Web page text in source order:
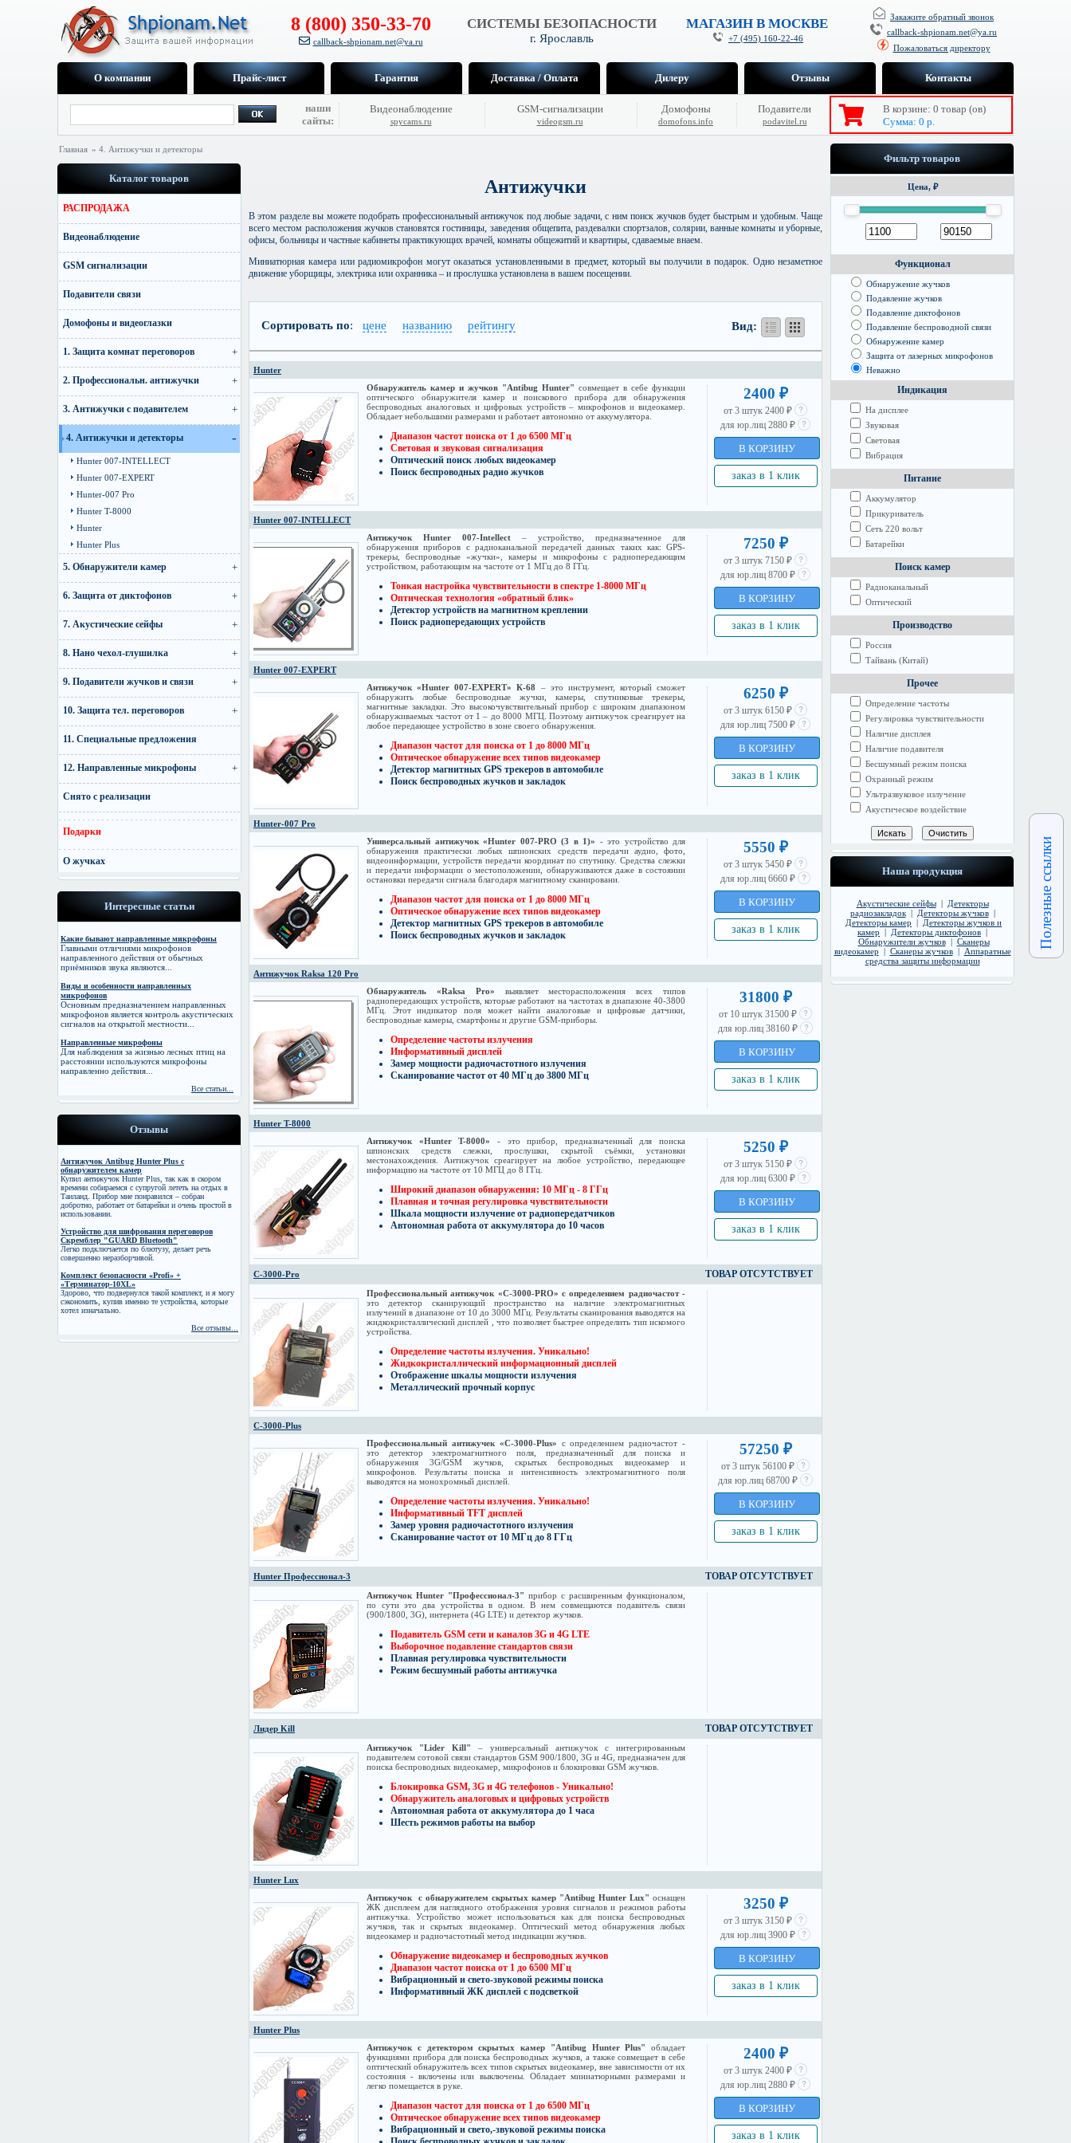
8 (800) 350-33-70
callback-shpionam.net@ya.ru
СИСТЕМЫ БЕЗОПАСНОСТИ
г. Ярославль
МАГАЗИН В МОСКВЕ
+7 (495) 160-22-46
Закажите обратный звонок
callback-shpionam.net@ya.ru
Пожаловаться директору
О компании Прайс-лист Гарантия Доставка / Оплата Дилеру Отзывы Контакты
наши
сайты:
Видеонаблюдение
spycams.ru
GSM-сигнализации
videogsm.ru
Домофоны
domofons.info
Подавители
podavitel.ru
В корзине: 0 товар (ов)
Сумма: 0 р.
Главная » 4. Антижучки и детекторы
Каталог товаров
РАСПРОДАЖА
Видеонаблюдение
GSM сигнализации
Подавители связи
Домофоны и видеоглазки
1. Защита комнат переговоров
2. Профессиональн. антижучки
3. Антижучки с подавителем
4. Антижучки и детекторы
Hunter 007-INTELLECT
Hunter 007-EXPERT
Hunter-007 Pro
Hunter T-8000
Hunter
Hunter Plus
5. Обнаружители камер
6. Защита от диктофонов
7. Акустические сейфы
8. Нано чехол-глушилка
9. Подавители жучков и связи
10. Защита тел. переговоров
11. Специальные предложения
12. Направленные микрофоны
Снято с реализации
Подарки
О жучках
Интересные статьи
Какие бывают направленные микрофоны
Главными отличиями микрофонов
направленного действия от обычных
приёмников звука являются...
Виды и особенности направленных
микрофонов
Основным предназначением направленных
микрофонов является контроль акустических
сигналов на открытой местности...
Направленные микрофоны
Для наблюдения за жизнью лесных птиц на
расстоянии используются микрофоны
направленно действия...
Все статьи...
Отзывы
Антижучок Antibug Hunter Plus c
обнаружителем камер
Купил антижучок Hunter Plus, так как в скором
времени собираемся с супругой лететь на отдых в
Таиланд. Прибор мне понравился – собран
добротно, работает от батарейки и очень простой в
использовании.
Устройство для шифрования переговоров
Скремблер "GUARD Bluetooth"
Легко подключается по блютузу, делает речь
совершенно неразборчивой.
Комплект безопасности «Profi» +
«Терминатор-10XL»
Здорово, что подвернулся такой комплект, и я могу
сэкономить, купив именно те устройства, которые
хотел изначально.
Все отзывы...
Антижучки
В этом разделе вы можете подобрать профессиональный антижучок под любые задачи, с ним поиск жучков будет быстрым и удобным. Чаще
всего местом расположения жучков становятся гостиницы, заведения общепита, раздевалки спортзалов, солярии, ванные комнаты и уборные,
офисы, больницы и частные кабинеты практикующих врачей, комнаты общежитий и квартиры, сдаваемые внаем.
Миниатюрная камера или радиомикрофон могут оказаться установленными в предмет, который вы получили в подарок. Одно незаметное
движение уборщицы, электрика или охранника – и прослушка установлена в вашем посещении.
Сортировать по: цене названию рейтингу Вид:
Hunter
Обнаружитель камер и жучков "Antibug Hunter" совмещает в себе функции
оптического обнаружителя камер и поискового прибора для обнаружения
беспроводных аналоговых и цифровых устройств – микрофонов и видеокамер.
Обладает небольшими размерами и работает автономно от аккумулятора.
Диапазон частот поиска от 1 до 6500 МГц
Световая и звуковая сигнализация
Оптический поиск любых видеокамер
Поиск беспроводных радио жучков
2400 ₽
от 3 штук 2400 ₽
для юр.лиц 2880 ₽
В КОРЗИНУ
заказ в 1 клик
Hunter 007-INTELLECT
Антижучок Hunter 007-Intellect – устройство, предназначенное для
обнаружения приборов с радиоканальной передачей данных таких как: GPS-
трекеры, беспроводные «жучки», камеры и микрофоны с радиопередающим
устройством, работающим на частоте от 1 МГц до 8 ГГц.
Тонкая настройка чувствительности в спектре 1-8000 МГц
Оптическая технология «обратный блик»
Детектор устройств на магнитном креплении
Поиск радиопередающих устройств
7250 ₽
от 3 штук 7150 ₽
для юр.лиц 8700 ₽
В КОРЗИНУ
заказ в 1 клик
Hunter 007-EXPERT
Антижучок «Hunter 007-EXPERT» К-68
– это инструмент, который сможет
обнаружить любые беспроводные жучки, камеры, спутниковые трекеры,
магнитные закладки. Это высокочувствительный прибор с широким диапазоном
обнаруживаемых частот от 1 – до 8000 МГЦ. Поэтому антижучок среагирует на
любое передающее устройство в зоне своего обнаружения.
Диапазон частот для поиска от 1 до 8000 МГц
Оптическое обнаружение всех типов видеокамер
Детектор магнитных GPS трекеров в автомобиле
Поиск беспроводных жучков и закладок
6250 ₽
от 3 штук 6150 ₽
для юр.лиц 7500 ₽
В КОРЗИНУ
заказ в 1 клик
Hunter-007 Pro
Универсальный антижучок «Hunter 007-PRO (3 в 1)» - это устройство для
обнаружения практически любых шпионских средств передачи аудио, фото,
видеоинформации, устройств передачи координат по спутнику. Средства слежки
и передачи информации о местоположении, обнаруживаются даже в состоянии
остановки передачи сигнала благодаря магнитному сканировани.
Диапазон частот для поиска от 1 до 8000 МГц
Оптическое обнаружение всех типов видеокамер
Детектор магнитных GPS трекеров в автомобиле
Поиск беспроводных жучков и закладок
5550 ₽
от 3 штук 5450 ₽
для юр.лиц 6660 ₽
В КОРЗИНУ
заказ в 1 клик
Антижучок Raksa 120 Pro
Обнаружитель «Raksa Pro» выявляет месторасположения всех типов
радиопередающих устройств, которые работают на частотах в диапазоне 40-3800
МГц. Этот индикатор поля может найти аналоговые и цифровые датчики,
беспроводные камеры, смартфоны и другие GSM-приборы.
Определение частоты излучения
Информативный дисплей
Замер мощности радиочастотного излучения
Сканирование частот от 40 МГц до 3800 МГц
31800 ₽
от 10 штук 31500 ₽
для юр.лиц 38160 ₽
В КОРЗИНУ
заказ в 1 клик
Hunter T-8000
Антижучок «Hunter T-8000»
- это прибор, предназначенный для поиска
шпионских средств слежки, прослушки, скрытой съёмки, установки
местонахождения. Антижучок среагирует на любое устройство, передающее
информацию на частоте от 10 МГЦ до 8 ГГц.
Широкий диапазон обнаружения: 10 МГц - 8 ГГц
Плавная и точная регулировка чувствительности
Шкала мощности излучение от радиопередатчиков
Автономная работа от аккумулятора до 10 часов
5250 ₽
от 3 штук 5150 ₽
для юр.лиц 6300 ₽
В КОРЗИНУ
заказ в 1 клик
C-3000-Pro ТОВАР ОТСУТСТВУЕТ
Профессиональный антижучок «C-3000-PRO» с определением радиочастот -
это детектор сканирующий пространство на наличие электромагнитных
излучений в диапазоне от 10 до 3000 МГц. Результаты сканирования выводятся на
жидкокристаллический дисплей , что позволяет быстрее определить тип искомого
устройства.
Определение частоты излучения. Уникально!
Жидкокристаллический информационный дисплей
Отображение шкалы мощности излучения
Металлический прочный корпус
C-3000-Plus
Профессиональный антижучек «C-3000-Plus» с определением радиочастот -
это детектор электромагнитного поля, предназначенный для поиска и
обнаружения 3G/GSM жучков, скрытых беспроводных видеокамер и
микрофонов. Результаты поиска и интенсивность электромагнитного поля
выводятся на монохромный дисплей.
Определение частоты излучения. Уникально!
Информативный TFT дисплей
Замер уровня радиочастотного излучения
Сканирование частот от 10 МГц до 8 ГГц
57250 ₽
от 3 штук 56100 ₽
для юр.лиц 68700 ₽
В КОРЗИНУ
заказ в 1 клик
Hunter Профессионал-3 ТОВАР ОТСУТСТВУЕТ
Антижучок Hunter "Профессионал-3" прибор с расширенным функционалом,
по сути это два устройства в одном. В нем совмещаются подавитель связи
(900/1800, 3G), интернета (4G LTE) и детектор жучков.
Подавитель GSM сети и каналов 3G и 4G LTE
Выборочное подавление стандартов связи
Плавная регулировка чувствительности
Режим бесшумный работы антижучка
Лидер Kill ТОВАР ОТСУТСТВУЕТ
Антижучок "Lider Kill" – универсальный антижучок с интегрированным
подавителем сотовой связи стандартов GSM 900/1800, 3G и 4G, предназначен для
поиска беспроводных видеокамер, микрофонов и блокировки GSM жучков.
Блокировка GSM, 3G и 4G телефонов - Уникально!
Обнаружитель аналоговых и цифровых устройств
Автономная работа от аккумулятора до 1 часа
Шесть режимов работы на выбор
Hunter Lux
Антижучок с обнаружителем скрытых камер "Antibug Hunter Lux" оснащен
ЖК дисплеем для наглядного отображения уровня сигналов и режимов работы
антижучка. Устройство может использоваться как для поиска беспроводных
жучков, так и скрытых видеокамер. Оптический метод обнаружения любых
видеокамер и радиочастотный метод индикации жучков.
Обнаружение видеокамер и беспроводных жучков
Диапазон частот поиска от 1 до 6500 МГц
Вибрационный и свето-звуковой режимы поиска
Информативный ЖК дисплей с подсветкой
3250 ₽
от 3 штук 3150 ₽
для юр.лиц 3900 ₽
В КОРЗИНУ
заказ в 1 клик
Hunter Plus
Антижучок с детектором скрытых камер "Antibug Hunter Plus"
обладает
функциями прибора для поиска беспроводных жучков, а также совмещает в себе
оптический обнаружитель всех типов скрытых видеокамер, вне зависимости от их
состояния - включены или выключены. Обладает миниатюрными размерами и
легко помещается в руке.
Диапазон частот для поиска от 1 до 6500 МГц
Оптическое обнаружение всех типов видеокамер
Вибрационный и свето,-звуковой режимы поиска
2400 ₽
от 3 штук 2400 ₽
для юр.лиц 2880 ₽
В КОРЗИНУ
заказ в 1 клик
Фильтр товаров
Цена, ₽
Функционал
Обнаружение жучков
Подавление жучков
Подавление диктофонов
Подавление беспроводной связи
Обнаружение камер
Защита от лазерных микрофонов
Неважно
Индикация
На дисплее
Звуковая
Световая
Вибрация
Питание
Аккумулятор
Прикуриватель
Сеть 220 вольт
Батарейки
Поиск камер
Радиоканальный
Оптический
Производство
Россия
Тайвань (Китай)
Прочее
Определение частоты
Регулировка чувствительности
Наличие дисплея
Наличие подавителя
Бесшумный режим поиска
Охранный режим
Ультразвуковое излучение
Акустическое воздействие
Наша продукция
Акустические сейфы| Детекторы
радиозакладок| Детекторы жучков|
Детекторы камер | Детекторы жучков и
камер | Детекторы диктофонов |
Обнаружители жучков| Сканеры
видеокамер | Сканеры жучков| Аппаратные
средства защиты информации
Полезные ссылки